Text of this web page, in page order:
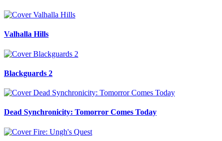
Valhalla Hills
Blackguards 2
Dead Synchronicity: Tomorror Comes Today